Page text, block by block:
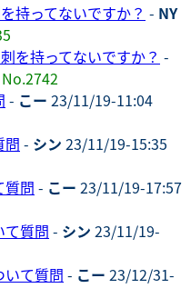
持ってないですか？ - NY
を持ってないですか？ -
No.2742
- こー 23/11/19-11:04
問 - シン 23/11/19-15:35
質問 - こー 23/11/19-17:57
て質問 - シン 23/11/19-
いて質問 - こー 23/12/31-